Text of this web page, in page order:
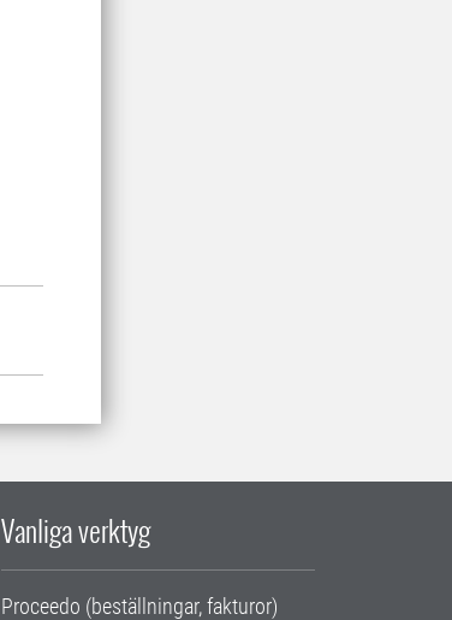
Vanliga verktyg
Proceedo (beställningar, fakturor)